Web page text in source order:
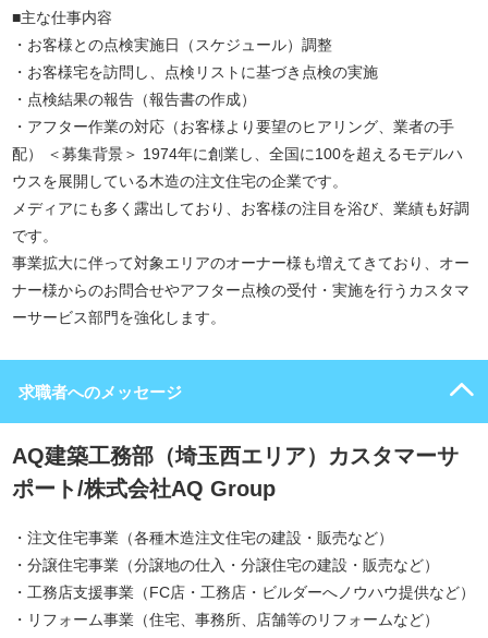
■主な仕事内容
・お客様との点検実施日（スケジュール）調整
・お客様宅を訪問し、点検リストに基づき点検の実施
・点検結果の報告（報告書の作成）
・アフター作業の対応（お客様より要望のヒアリング、業者の手
配） ＜募集背景＞ 1974年に創業し、全国に100を超えるモデルハ
ウスを展開している木造の注文住宅の企業です。
メディアにも多く露出しており、お客様の注目を浴び、業績も好調
です。
事業拡大に伴って対象エリアのオーナー様も増えてきており、オー
ナー様からのお問合せやアフター点検の受付・実施を行うカスタマ
ーサービス部門を強化します。
求職者へのメッセージ
AQ建築工務部（埼玉西エリア）カスタマーサ
ポート/株式会社AQ Group
・注文住宅事業（各種木造注文住宅の建設・販売など）
・分譲住宅事業（分譲地の仕入・分譲住宅の建設・販売など）
・工務店支援事業（FC店・工務店・ビルダーへノウハウ提供など）
・リフォーム事業（住宅、事務所、店舗等のリフォームなど）